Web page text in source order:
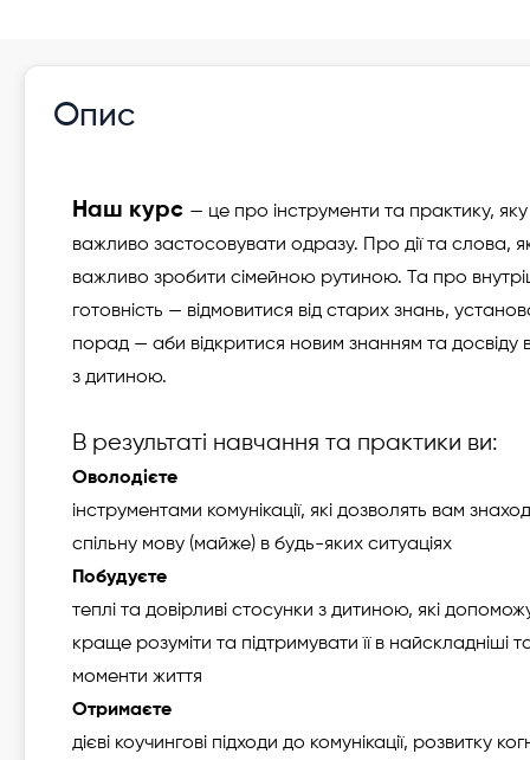
Опис
Наш курс — це про інструменти та практику, яку
важливо застосовувати одразу. Про дії та слова,
важливо зробити сімейною рутиною. Та про
готовність — відмовитися від старих знань,
порад — аби відкритися новим знанням та досвіду
з дитиною.
В результаті навчання та практики ви:
Оволодієте
інструментами комунікації, які дозволять вам
спільну мову (майже) в будь-яких ситуаціях
Побудуєте
теплі та довірливі стосунки з дитиною, які
краще розуміти та підтримувати її в найскладніші
моменти життя
Отримаєте
дієві коучингові підходи до комунікації, розвитку